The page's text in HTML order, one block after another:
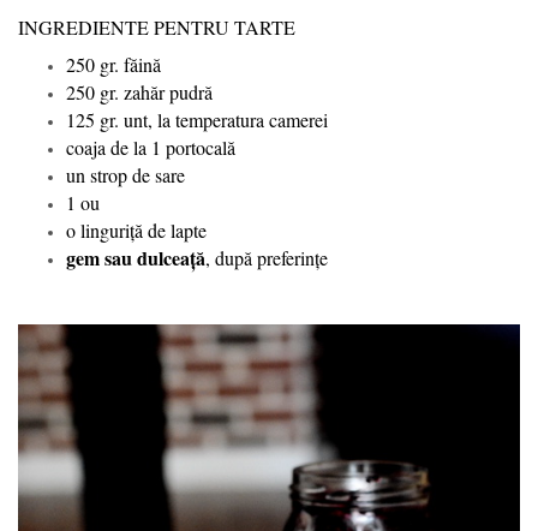
INGREDIENTE PENTRU TARTE
250 gr. făină
250 gr. zahăr pudră
125 gr. unt, la temperatura camerei
coaja de la 1 portocală
un strop de sare
1 ou
o linguriță de lapte
gem sau dulceață, după preferințe